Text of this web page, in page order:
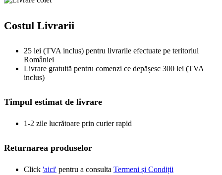
Costul Livrarii
25 lei (TVA inclus) pentru livrarile efectuate pe teritoriul
României
Livrare gratuită pentru comenzi ce depășesc 300 lei (TVA
inclus)
Timpul estimat de livrare
1-2 zile lucrătoare prin curier rapid
Returnarea produselor
Click 'aici' pentru a consulta Termeni și Condiții